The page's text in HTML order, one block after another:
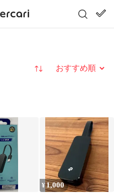
並び替え
¥1,000